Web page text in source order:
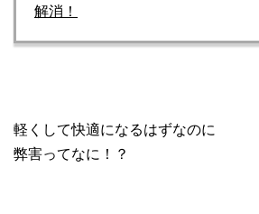
解消！
軽くして快適になるはずなのに
弊害ってなに！？